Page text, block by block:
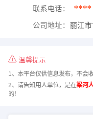
联系电话： ****
公司地址： 丽江
温馨提示
1、本平台仅供信息发布，不会
2、请告知用人单位，是在梁河
的！